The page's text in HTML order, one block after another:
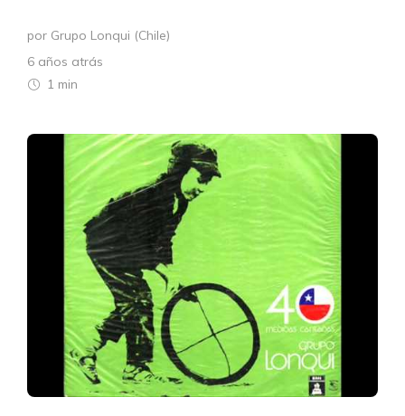
por Grupo Lonqui (Chile)
6 años atrás
1 min